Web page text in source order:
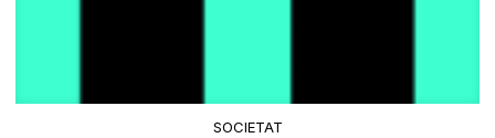
SOCIETAT